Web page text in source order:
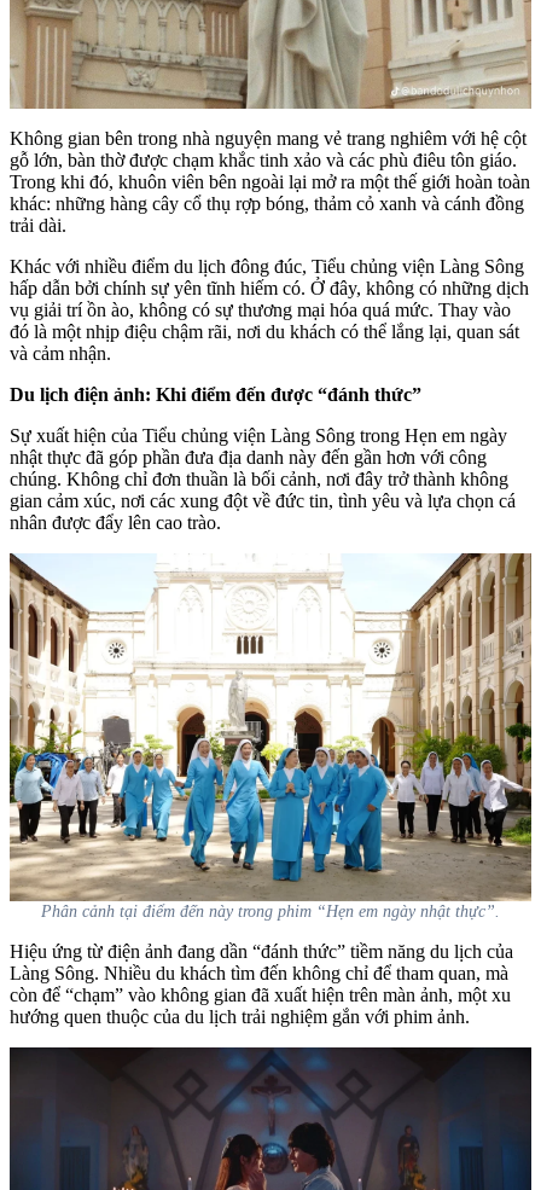
Không gian bên trong nhà nguyện mang vẻ trang nghiêm với hệ cột
gỗ lớn, bàn thờ được chạm khắc tinh xảo và các phù điêu tôn giáo.
Trong khi đó, khuôn viên bên ngoài lại mở ra một thế giới hoàn toàn
khác: những hàng cây cổ thụ rợp bóng, thảm cỏ xanh và cánh đồng
trải dài.
Khác với nhiều điểm du lịch đông đúc, Tiểu chủng viện Làng Sông
hấp dẫn bởi chính sự yên tĩnh hiếm có. Ở đây, không có những dịch
vụ giải trí ồn ào, không có sự thương mại hóa quá mức. Thay vào
đó là một nhịp điệu chậm rãi, nơi du khách có thể lắng lại, quan sát
và cảm nhận.
Du lịch điện ảnh: Khi điểm đến được “đánh thức”
Sự xuất hiện của Tiểu chủng viện Làng Sông trong Hẹn em ngày
nhật thực đã góp phần đưa địa danh này đến gần hơn với công
chúng. Không chỉ đơn thuần là bối cảnh, nơi đây trở thành không
gian cảm xúc, nơi các xung đột về đức tin, tình yêu và lựa chọn cá
nhân được đẩy lên cao trào.
Phân cảnh tại điểm đến này trong phim “Hẹn em ngày nhật thực”.
Hiệu ứng từ điện ảnh đang dần “đánh thức” tiềm năng du lịch của
Làng Sông. Nhiều du khách tìm đến không chỉ để tham quan, mà
còn để “chạm” vào không gian đã xuất hiện trên màn ảnh, một xu
hướng quen thuộc của du lịch trải nghiệm gắn với phim ảnh.